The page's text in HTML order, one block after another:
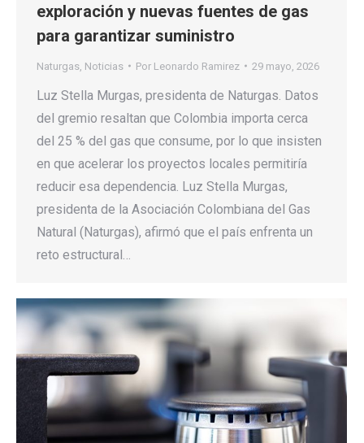
exploración y nuevas fuentes de gas
para garantizar suministro
Naturgas Noticias Por Leonardo Ramirez 29 mayo, 2026
Luz Stella Murgas, presidenta de Naturgas. Datos
del gremio resaltan que Colombia importa cerca
del 25 % del gas que consume, por lo que insisten
en que acelerar los proyectos locales permitiría
reducir esa dependencia. Luz Stella Murgas,
presidenta de la Asociación Colombiana del Gas
Natural (Naturgas), afirmó que el país enfrenta un
reto estructural…